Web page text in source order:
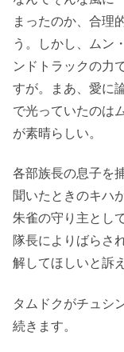
まったのか、合理
う。しかし、ムン
ンドトラックの力
すが。まあ、愛に
で光っていたのは
が素晴らしい。
各部族長の息子を
聞いたときのキハ
朱雀の守り主とし
隊長によりばらさ
解してほしいと訴
タムドクがチュシ
続きます。